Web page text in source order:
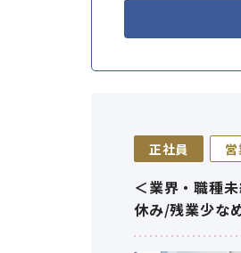
正社員
＜業界・職種
休み/残業少な